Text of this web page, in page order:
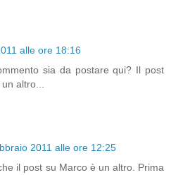
alle ore 18:16
sia da postare qui? Il post
altro...
2011 alle ore 12:25
il post su Marco è un altro. Prima